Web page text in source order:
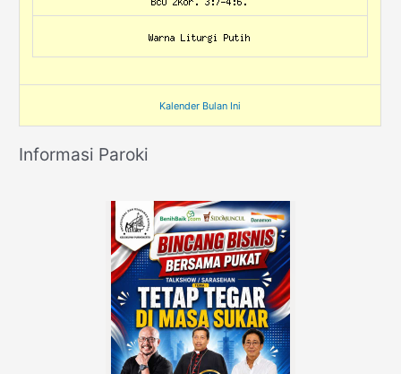
Kalender Bulan Ini
Informasi Paroki